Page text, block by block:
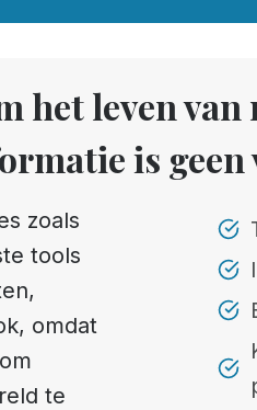
het leven
is
zoals
tools
omdat
te